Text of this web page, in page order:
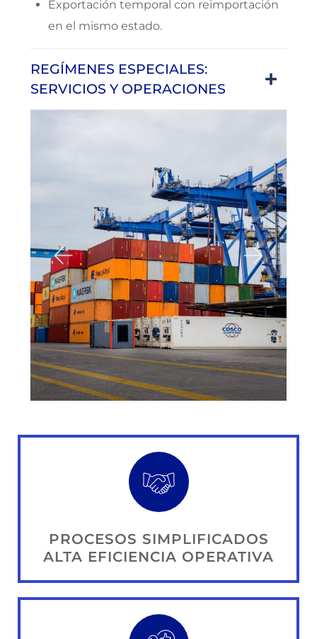
Exportación temporal con reimportación
en el mismo estado.
REGÍMENES ESPECIALES:
SERVICIOS Y OPERACIONES
PROCESOS SIMPLIFICADOS
ALTA EFICIENCIA OPERATIVA